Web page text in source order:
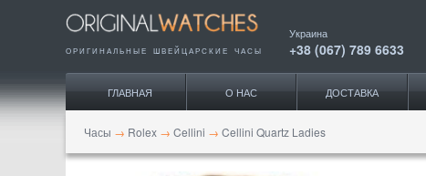
ОРИГИНАЛЬНЫЕ ШВЕЙЦАРСКИЕ ЧАСЫ
Украина
+38 (067) 789 6633
ГЛАВНАЯ О НАС ДОСТАВКА
Часы → Rolex → Cellini → Cellini Quartz Ladies